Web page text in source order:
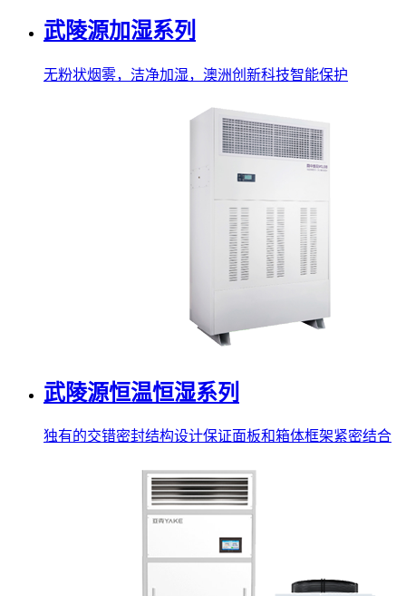
武陵源加湿系列
无粉状烟雾，洁净加湿，澳洲创新科技智能保护
武陵源恒温恒湿系列
独有的交错密封结构设计保证面板和箱体框架紧密结合